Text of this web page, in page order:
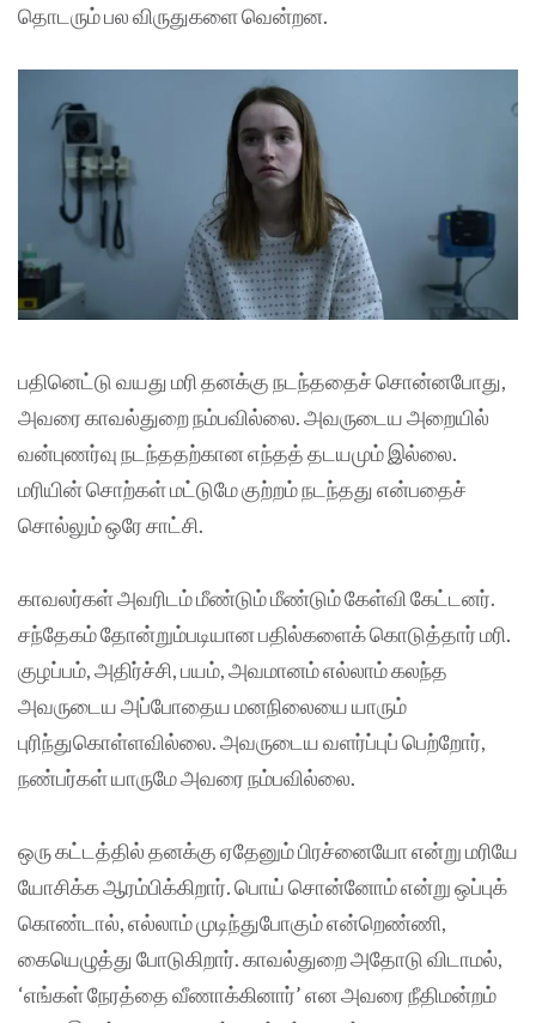
தொடரும் பல விருதுகளை வென்றன.
பதினெட்டு வயது மரி தனக்கு நடந்ததைச் சொன்னபோது,
அவரை காவல்துறை நம்பவில்லை. அவருடைய அறையில்
வன்புணர்வு நடந்ததற்கான எந்தத் தடயமும் இல்லை.
மரியின் சொற்கள் மட்டுமே குற்றம் நடந்தது என்பதைச்
சொல்லும் ஒரே சாட்சி.
காவலர்கள் அவரிடம் மீண்டும் மீண்டும் கேள்வி கேட்டனர்.
சந்தேகம் தோன்றும்படியான பதில்களைக் கொடுத்தார் மரி.
குழப்பம், அதிர்ச்சி, பயம், அவமானம் எல்லாம் கலந்த
அவருடைய அப்போதைய மனநிலையை யாரும்
புரிந்துகொள்ளவில்லை. அவருடைய வளர்ப்புப் பெற்றோர்,
நண்பர்கள் யாருமே அவரை நம்பவில்லை.
ஒரு கட்டத்தில் தனக்கு ஏதேனும் பிரச்னையோ என்று மரியே
யோசிக்க ஆரம்பிக்கிறார். பொய் சொன்னோம் என்று ஒப்புக்
கொண்டால், எல்லாம் முடிந்துபோகும் என்றெண்ணி,
கையெழுத்து போடுகிறார். காவல்துறை அதோடு விடாமல்,
‘எங்கள் நேரத்தை வீணாக்கினார்’ என அவரை நீதிமன்றம்